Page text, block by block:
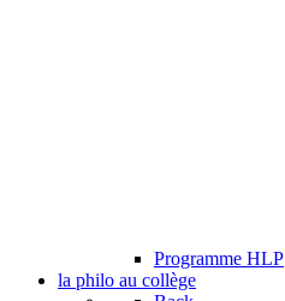
Programme HLP
la philo au collège